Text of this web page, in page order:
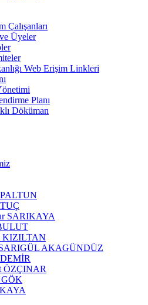
Çalışanları
Üyeler
Web Erişim Linkleri
Planı
Döküman
SARIKAYA
KIZILTAN
AKAGÜNDÜZ
ÖZÇINAR
GÖK